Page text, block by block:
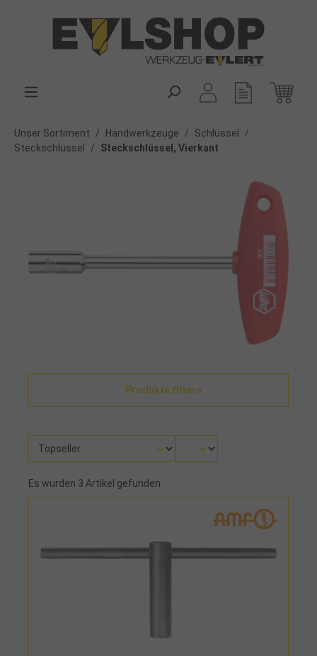
Unser Sortiment / Handwerkzeuge / Schlüssel
/
Steckschlüssel
/ Steckschlüssel, Vierkant
Produkte filtern
Es wurden 3 Artikel gefunden